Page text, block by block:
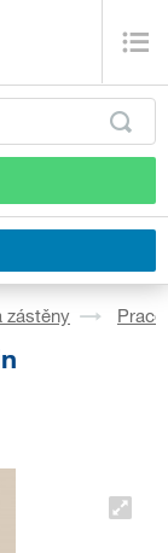
zástěny